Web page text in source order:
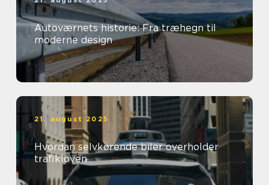
Autoværnets historie: Fra træhegn til
moderne design
21. august 2025
Hvordan selvkørende biler overholder
trafikloven